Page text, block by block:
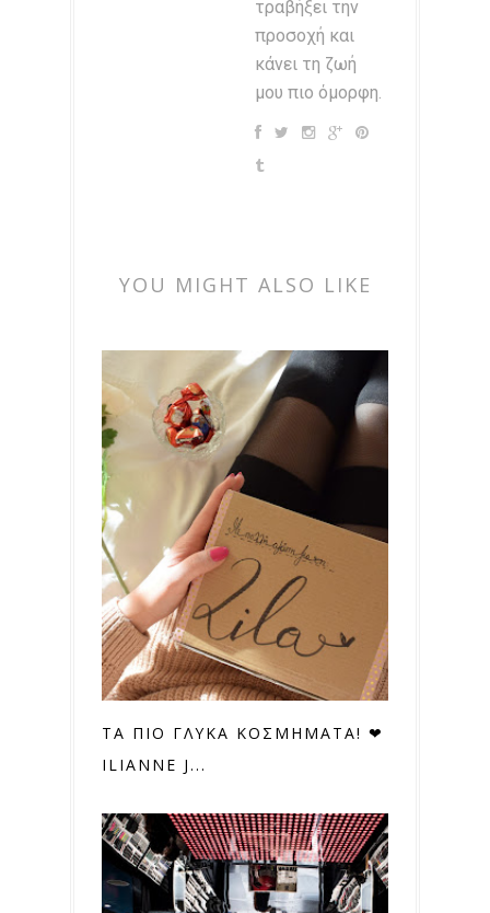
τραβήξει την
προσοχή και
κάνει τη ζωή
μου πιο όμορφη.
YOU MIGHT ALSO LIKE
ΤΑ ΠΙΟ ΓΛΥΚΑ ΚΟΣΜΗΜΑΤΑ! ❤
ILIANNE J...